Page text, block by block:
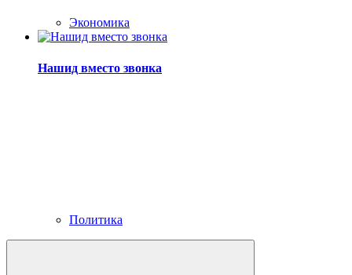
Экономика
Нашид вместо звонка
Политика